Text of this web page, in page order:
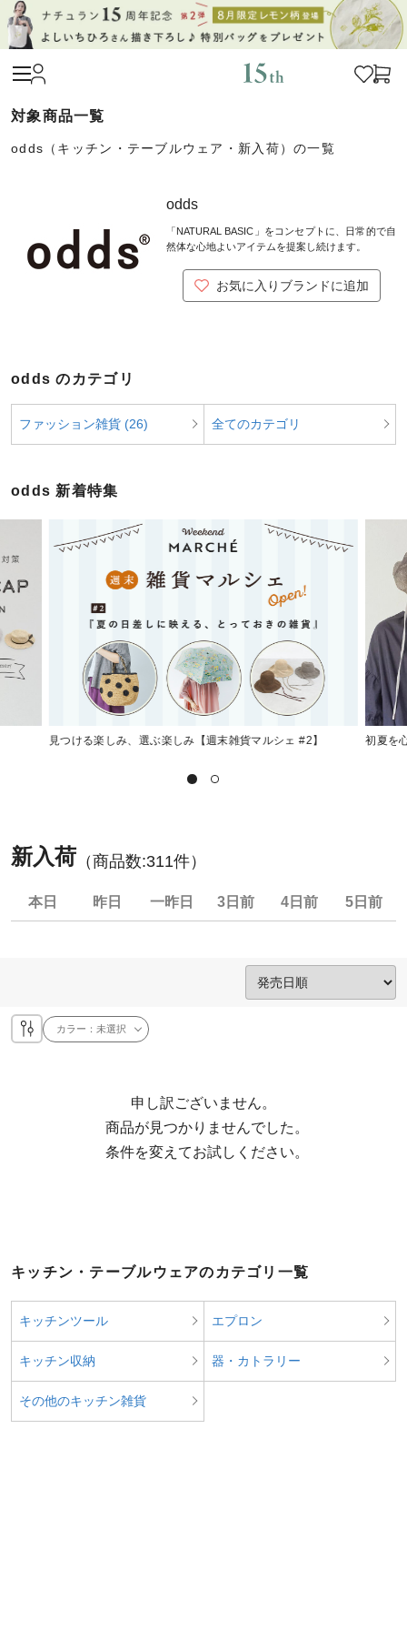
odds（キッチン・テーブルウェア・新入荷）の一覧
odds
「NATURAL BASIC」をコンセプトに、日常的で自
然体な心地よいアイテムを提案し続けます。
お気に入りブランドに追加
odds のカテゴリ
ファッション雑貨 (26) 全てのカテゴリ
odds 新着特集
見つける楽しみ、選ぶ楽しみ【週末雑貨マルシェ #2】 初夏を
新入荷 （商品数:311件）
本日 昨日 一昨日 3日前 4日前 5日前
カラー：未選択
申し訳ございません。
  条件を変えてお試しください。
キッチン・テーブルウェアのカテゴリ一覧
キッチンツール エプロン
キッチン収納 器・カトラリー
その他のキッチン雑貨